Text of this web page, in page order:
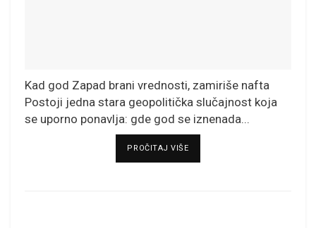
Kad god Zapad brani vrednosti, zamiriše nafta
Postoji jedna stara geopolitička slučajnost koja
se uporno ponavlja: gde god se iznenada...
PROČITAJ VIŠEDETAILS